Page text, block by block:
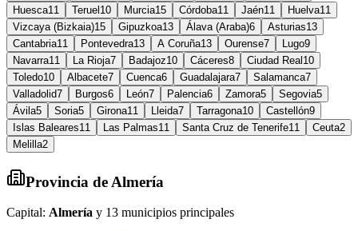
Huesca11 Teruel 10 Murcia15 Córdoba11 Jaén11 Huelva11
Vizcaya (Bizkaia)15 Gipuzkoa13 Álava (Araba)6 Asturias13
Cantabria11 Pontevedra13 A Coruña13 Ourense7 Lugo9
Navarra11 La Rioja7 Badajoz10 Cáceres8 Ciudad Real 10
Toledo10 Albacete7 Cuenca6 Guadalajara7 Salamanca7
Valladolid7 Burgos6 León7 Palencia6 Zamora5 Segovia5
Ávila5 Soria5 Girona11 Lleida7 Tarragona10 Castellón9
Islas Baleares11 Las Palmas11 Santa Cruz de Tenerife11 Ceuta2
Melilla2
Provincia de Almería
Capital: Almería y 13 municipios principales